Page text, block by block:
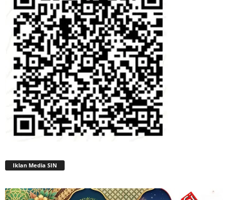
Iklan Media SIN